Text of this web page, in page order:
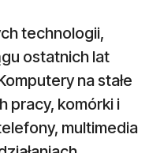
technologii,
ostatnich lat
na stałe
pracy, komórki i
multimedia